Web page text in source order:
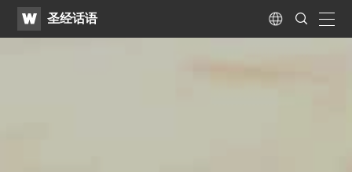
WATV圣经话语 Language
Search
Submit